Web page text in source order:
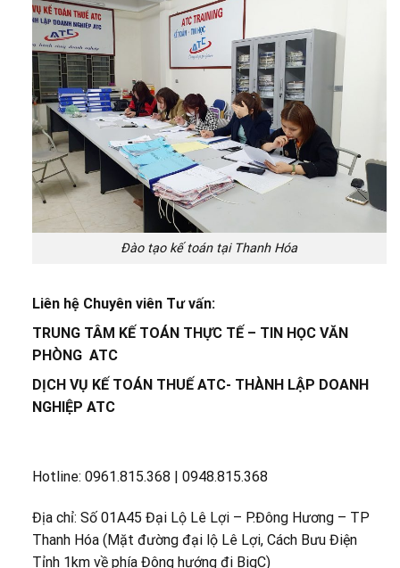
Đào tạo kế toán tại Thanh Hóa
Liên hệ Chuyên viên Tư vấn:
TRUNG TÂM KẾ TOÁN THỰC TẾ – TIN HỌC VĂN
PHÒNG ATC
DỊCH VỤ KẾ TOÁN THUẾ ATC- THÀNH LẬP DOANH
NGHIỆP ATC
Hotline: 0961.815.368 | 0948.815.368
Địa chỉ: Số 01A45 Đại Lộ Lê Lợi – P.Đông Hương – TP
Thanh Hóa (Mặt đường đại lộ Lê Lợi, Cách Bưu Điện
Tỉnh 1km về phía Đông hướng đi BigC)